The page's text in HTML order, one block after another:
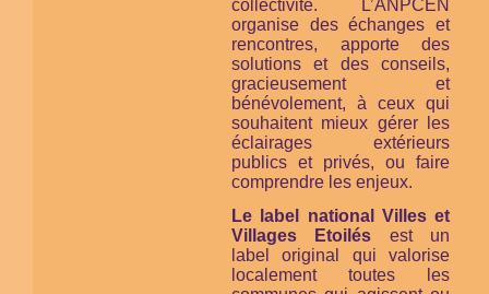
collectivité. L’ANPCEN
organise des échanges et
rencontres, apporte des
solutions et des conseils,
gracieusement et
bénévolement, à ceux qui
souhaitent mieux gérer les
éclairages extérieurs
publics et privés, ou faire
comprendre les enjeux.
Le label national Villes et
Villages Etoilés est un
label original qui valorise
localement toutes les